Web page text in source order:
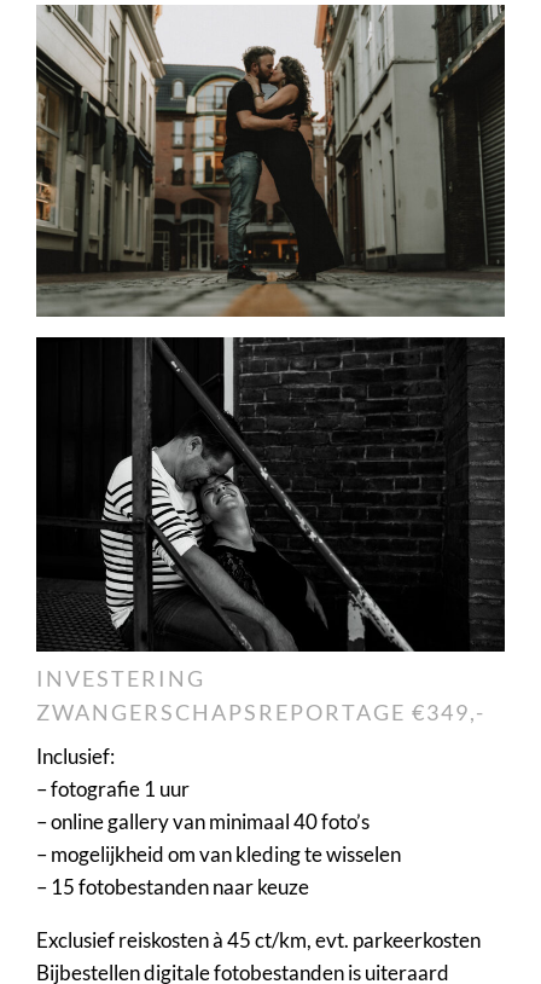
INVESTERING
ZWANGERSCHAPSREPORTAGE €349,-
Inclusief:
– fotografie 1 uur
– online gallery van minimaal 40 foto’s
– mogelijkheid om van kleding te wisselen
– 15 fotobestanden naar keuze
Exclusief reiskosten à 45 ct/km, evt. parkeerkosten
Bijbestellen digitale fotobestanden is uiteraard